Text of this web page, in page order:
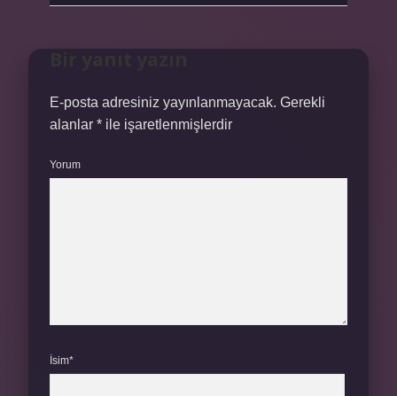
E-posta adresiniz yayınlanmayacak. Gerekli
alanlar * ile işaretlenmişlerdir
Yorum
İsim*